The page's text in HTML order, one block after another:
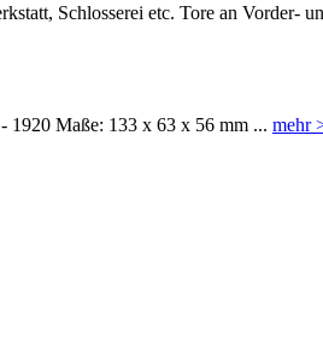
Schlosserei etc. Tore an Vorder-
1920 Maße: 133 x 63 x 56 mm ... mehr